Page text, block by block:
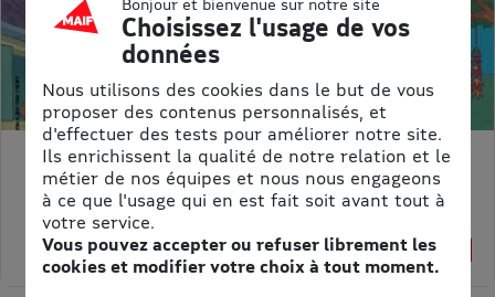
1% de remise
ASTRAPI
Prix kiosque :62,40 €
Meilleur prix :
61,75 €
Choisissez l'usage de vos
données
Nous utilisons des cookies dans le but de vous
proposer des contenus personnalisés, et
d'effectuer des tests pour améliorer notre site.
Ils enrichissent la qualité de notre relation et le
métier de nos équipes et nous nous engageons
à ce que l'usage qui en est fait soit avant tout à
votre service.
Vous pouvez accepter ou refuser librement les
cookies et modifier votre choix à tout moment.